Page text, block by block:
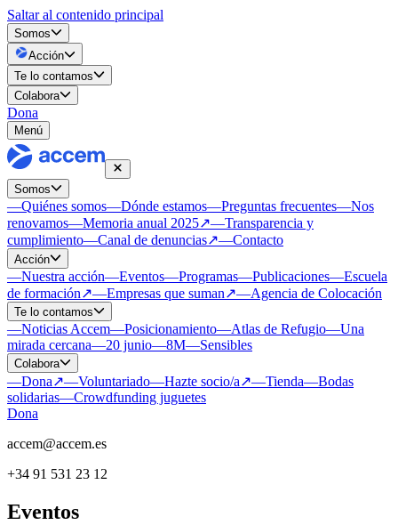
Saltar al contenido principal
Somos
Acción
Te lo contamos
Colabora
Dona
Menú
Somos
—Quiénes somos—Dónde estamos—Preguntas frecuentes—Nos
renovamos—Memoria anual 2025↗—Transparencia y
cumplimiento—Canal de denuncias↗—Contacto
Acción
—Nuestra acción—Eventos—Programas—Publicaciones—Escuela
de formación↗—Empresas que suman↗—Agencia de Colocación
Te lo contamos
—Noticias Accem—Posicionamiento—Atlas de Refugio—Una
mirada cercana—20 junio—8M—Sensibles
Colabora
—Dona↗—Voluntariado—Hazte socio/a↗—Tienda—Bodas
solidarias—Crowdfunding juguetes
Dona
accem@accem.es
+34 91 531 23 12
Eventos